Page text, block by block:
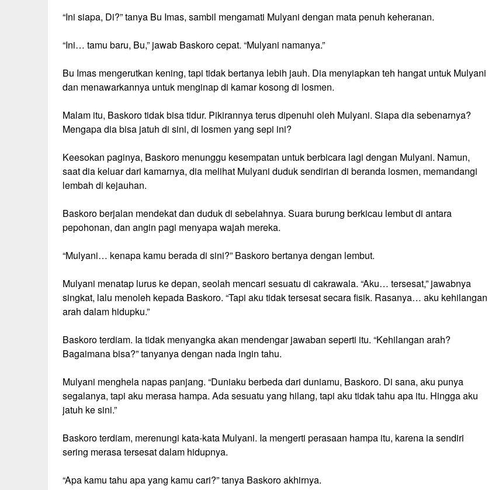
“Ini siapa, Di?” tanya Bu Imas, sambil mengamati Mulyani dengan mata penuh keheranan.
“Ini… tamu baru, Bu,” jawab Baskoro cepat. “Mulyani namanya.”
Bu Imas mengerutkan kening, tapi tidak bertanya lebih jauh. Dia menyiapkan teh hangat untuk Mulyani
dan menawarkannya untuk menginap di kamar kosong di losmen.
Malam itu, Baskoro tidak bisa tidur. Pikirannya terus dipenuhi oleh Mulyani. Siapa dia sebenarnya?
Mengapa dia bisa jatuh di sini, di losmen yang sepi ini?
Keesokan paginya, Baskoro menunggu kesempatan untuk berbicara lagi dengan Mulyani. Namun,
saat dia keluar dari kamarnya, dia melihat Mulyani duduk sendirian di beranda losmen, memandangi
lembah di kejauhan.
Baskoro berjalan mendekat dan duduk di sebelahnya. Suara burung berkicau lembut di antara
pepohonan, dan angin pagi menyapa wajah mereka.
“Mulyani… kenapa kamu berada di sini?” Baskoro bertanya dengan lembut.
Mulyani menatap lurus ke depan, seolah mencari sesuatu di cakrawala. “Aku… tersesat,” jawabnya
singkat, lalu menoleh kepada Baskoro. “Tapi aku tidak tersesat secara fisik. Rasanya… aku kehilangan
arah dalam hidupku.”
Baskoro terdiam. Ia tidak menyangka akan mendengar jawaban seperti itu. “Kehilangan arah?
Bagaimana bisa?” tanyanya dengan nada ingin tahu.
Mulyani menghela napas panjang. “Duniaku berbeda dari duniamu, Baskoro. Di sana, aku punya
segalanya, tapi aku merasa hampa. Ada sesuatu yang hilang, tapi aku tidak tahu apa itu. Hingga aku
jatuh ke sini.”
Baskoro terdiam, merenungi kata-kata Mulyani. Ia mengerti perasaan hampa itu, karena ia sendiri
sering merasa tersesat dalam hidupnya.
“Apa kamu tahu apa yang kamu cari?” tanya Baskoro akhirnya.